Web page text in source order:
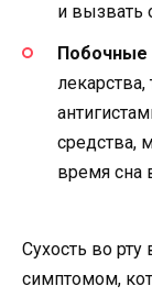
и вызвать
Побочные
средства,
время сна
Сухость во
симптомом,